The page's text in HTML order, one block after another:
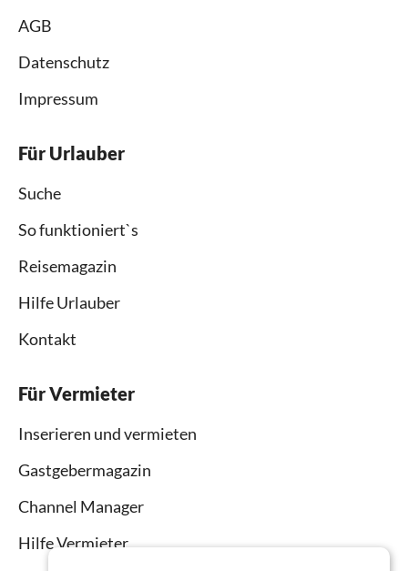
AGB
Datenschutz
Impressum
Für Urlauber
Suche
So funktioniert`s
Reisemagazin
Hilfe Urlauber
Kontakt
Für Vermieter
Inserieren und vermieten
Gastgebermagazin
Channel Manager
Hilfe Vermieter